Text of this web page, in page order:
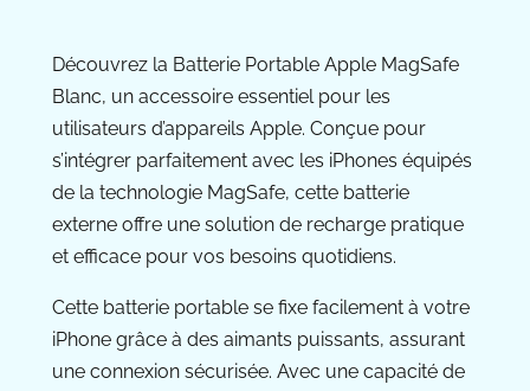
Découvrez la Batterie Portable Apple MagSafe
Blanc, un accessoire essentiel pour les
utilisateurs d’appareils Apple. Conçue pour
s’intégrer parfaitement avec les iPhones équipés
de la technologie MagSafe, cette batterie
externe offre une solution de recharge pratique
et efficace pour vos besoins quotidiens.
Cette batterie portable se fixe facilement à votre
iPhone grâce à des aimants puissants, assurant
une connexion sécurisée. Avec une capacité de